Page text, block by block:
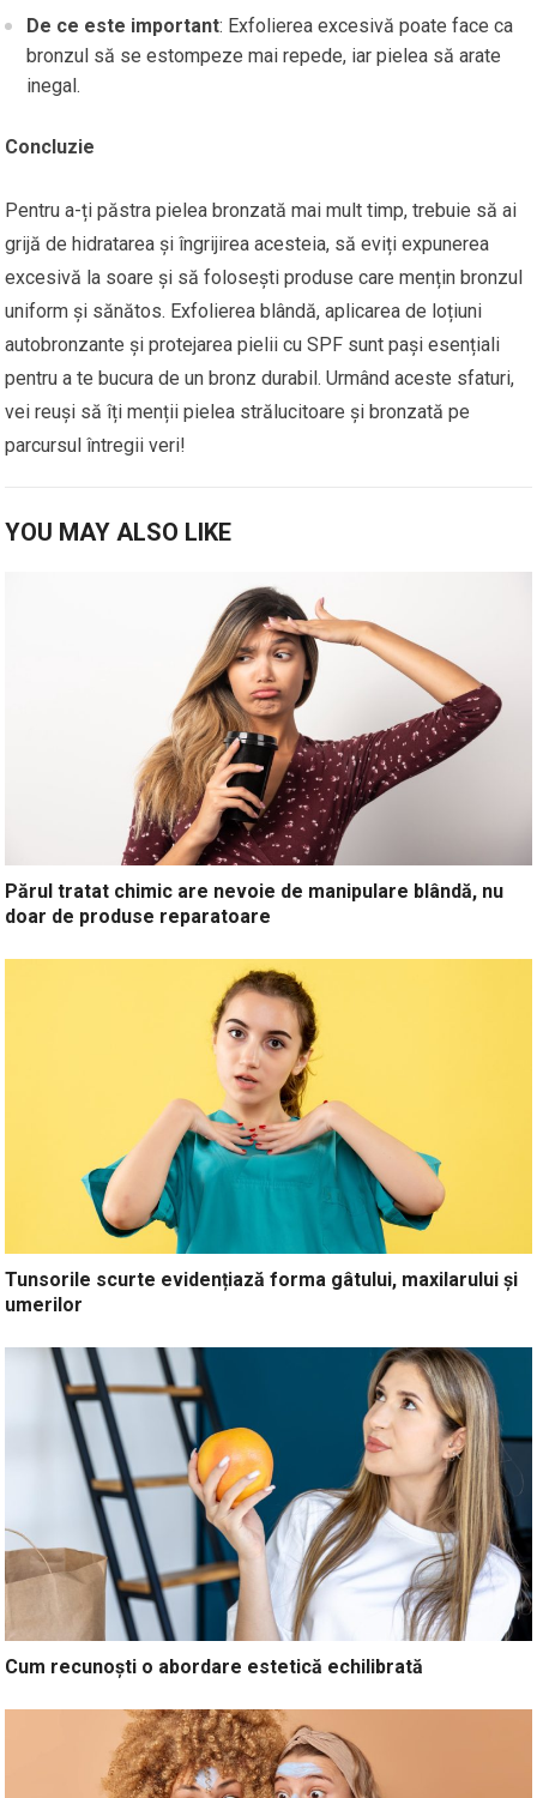
De ce este important: Exfolierea excesivă poate face ca
bronzul să se estompeze mai repede, iar pielea să arate
inegal.
Concluzie
Pentru a-ți păstra pielea bronzată mai mult timp, trebuie să ai
grijă de hidratarea și îngrijirea acesteia, să eviți expunerea
excesivă la soare și să folosești produse care mențin bronzul
uniform și sănătos. Exfolierea blândă, aplicarea de loțiuni
autobronzante și protejarea pielii cu SPF sunt pași esențiali
pentru a te bucura de un bronz durabil. Urmând aceste sfaturi,
vei reuși să îți menții pielea strălucitoare și bronzată pe
parcursul întregii veri!
YOU MAY ALSO LIKE
Părul tratat chimic are nevoie de manipulare blândă, nu
doar de produse reparatoare
Tunsorile scurte evidențiază forma gâtului, maxilarului și
umerilor
Cum recunoști o abordare estetică echilibrată